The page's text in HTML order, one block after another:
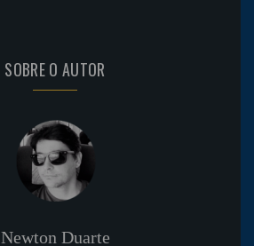
SOBRE O AUTOR
Newton Duarte